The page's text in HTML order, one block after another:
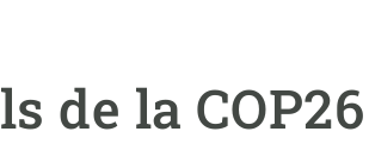
de la COP26
Oportunitats acadèmiques Fes